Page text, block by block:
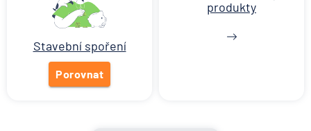
Stavební spoření
Porovnat
produkty